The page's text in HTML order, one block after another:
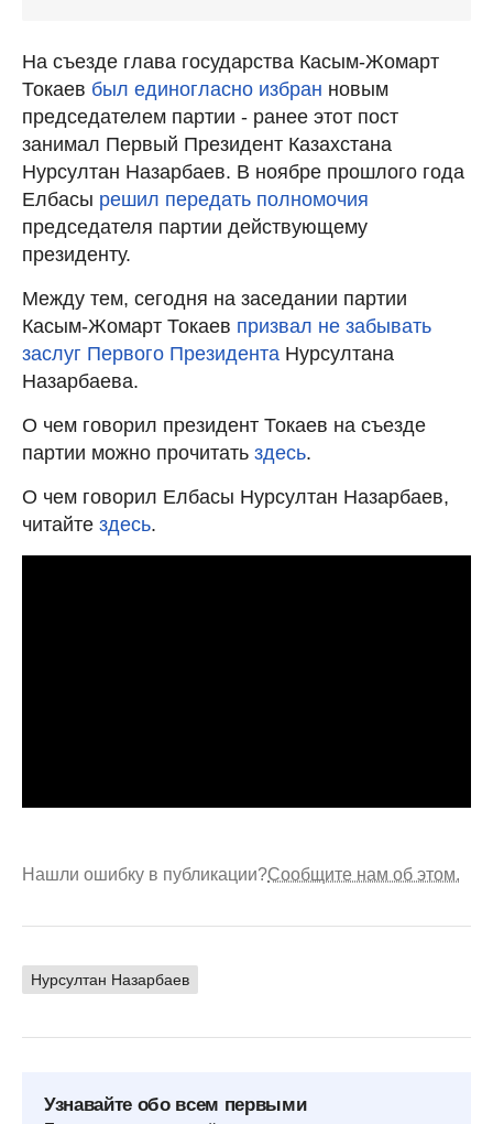
На съезде глава государства Касым-Жомарт
Токаев был единогласно избран новым
председателем партии - ранее этот пост
занимал Первый Президент Казахстана
Нурсултан Назарбаев. В ноябре прошлого года
Елбасы решил передать полномочия
председателя партии действующему
президенту.
Между тем, сегодня на заседании партии
Касым-Жомарт Токаев призвал не забывать
заслуг Первого Президента Нурсултана
Назарбаева.
О чем говорил президент Токаев на съезде
партии можно прочитать здесь.
О чем говорил Елбасы Нурсултан Назарбаев,
читайте здесь.
Нашли ошибку в публикации?Сообщите нам об этом.
Нурсултан Назарбаев
Узнавайте обо всем первыми